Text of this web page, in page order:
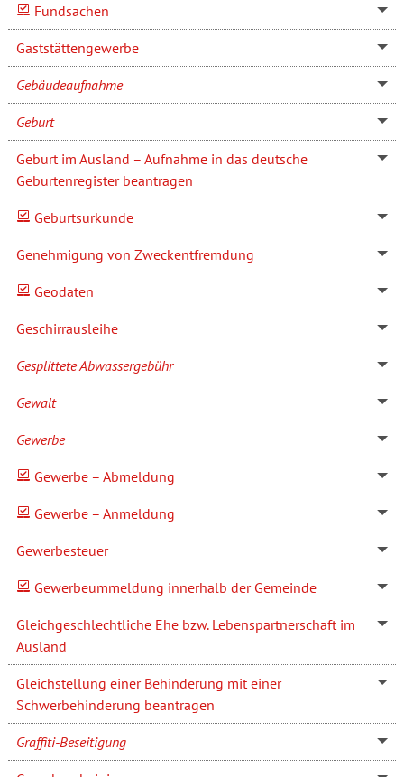
Fundsachen
Gaststättengewerbe
Gebäudeaufnahme
Geburt
Geburt im Ausland – Aufnahme in das deutsche
Geburtenregister beantragen
Geburtsurkunde
Genehmigung von Zweckentfremdung
Geodaten
Geschirrausleihe
Gesplittete Abwassergebühr
Gewalt
Gewerbe
Gewerbe – Abmeldung
Gewerbe – Anmeldung
Gewerbesteuer
Gewerbeummeldung innerhalb der Gemeinde
Gleichgeschlechtliche Ehe bzw. Lebenspartnerschaft im
Ausland
Gleichstellung einer Behinderung mit einer
Schwerbehinderung beantragen
Graffiti-Beseitigung